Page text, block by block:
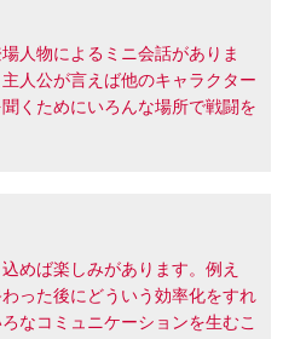
人物によるミニ会話がありま
人公が言えば他のキャラクター
くためにいろんな場所で戦闘を
めば楽しみがあります。例え
った後にどういう効率化をすれ
なコミュニケーションを生むこ